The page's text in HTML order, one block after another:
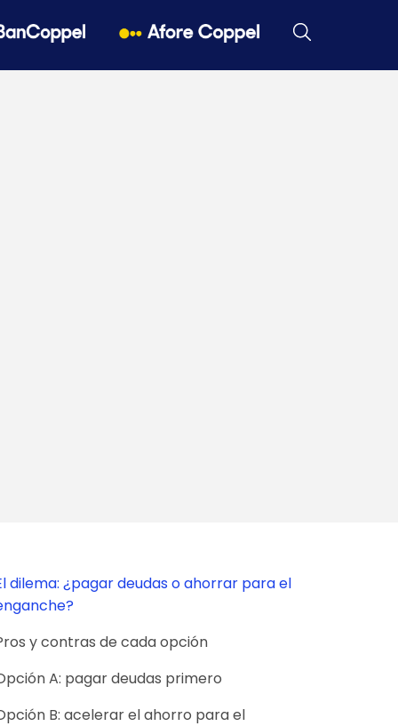
dilema: ¿pagar deudas o ahorrar para el
y contras de cada opción
A: pagar deudas primero
B: acelerar el ahorro para el